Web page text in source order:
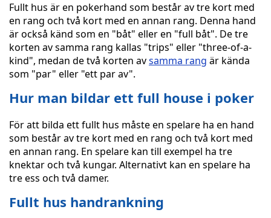
Fullt hus är en pokerhand som består av tre kort med
en rang och två kort med en annan rang. Denna hand
är också känd som en "båt" eller en "full båt". De tre
korten av samma rang kallas "trips" eller "three-of-a-
kind", medan de två korten avsamma rang är kända
som "par" eller "ett par av".
Hur man bildar ett full house i poker
För att bilda ett fullt hus måste en spelare ha en hand
som består av tre kort med en rang och två kort med
en annan rang. En spelare kan till exempel ha tre
knektar och två kungar. Alternativt kan en spelare ha
tre ess och två damer.
Fullt hus handrankning